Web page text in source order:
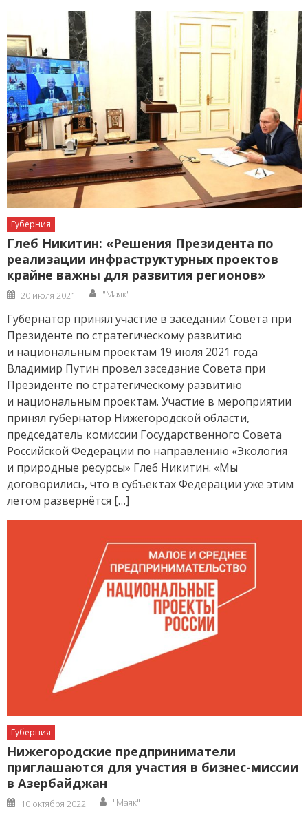
Губерния
Глеб Никитин: «Решения Президента по
реализации инфраструктурных проектов
крайне важны для развития регионов»
Posted
on
20 июля 2021 Author
"Маяк"
Губернатор принял участие в заседании Совета при
Президенте по стратегическому развитию
и национальным проектам 19 июля 2021 года
Владимир Путин провел заседание Совета при
Президенте по стратегическому развитию
и национальным проектам. Участие в мероприятии
принял губернатор Нижегородской области,
председатель комиссии Государственного Совета
Российской Федерации по направлению «Экология
и природные ресурсы» Глеб Никитин. «Мы
договорились, что в субъектах Федерации уже этим
летом развернётся […]
Губерния
Нижегородские предприниматели
приглашаются для участия в бизнес-миссии
в Азербайджан
Posted
on
10 октября 2022 Author
"Маяк"